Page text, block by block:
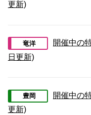
更新)
竜洋
開催中の
日更新)
豊岡
開催中の
更新)